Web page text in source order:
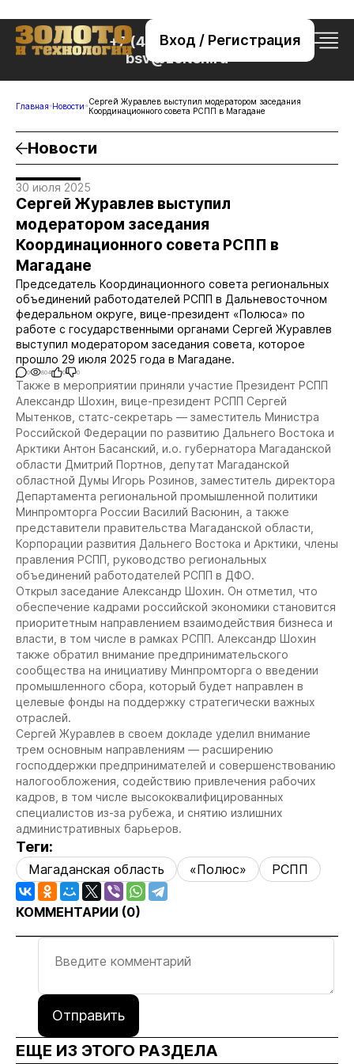
Вход / Регистрация
+7 (495) 221-76-32
bsv@zolteh.ru
Главная Новости Сергей Журавлев выступил модератором заседания
Координационного совета РСПП в Магадане
Новости
30 июля 2025
Сергей Журавлев выступил
модератором заседания
Координационного совета РСПП в
Магадане
Председатель Координационного совета региональных
объединений работодателей РСПП в Дальневосточном
федеральном округе, вице-президент «Полюса» по
работе с государственными органами Сергей Журавлев
выступил модератором заседания совета, которое
прошло 29 июля 2025 года в Магадане.
0 804 0 0
Также в мероприятии приняли участие Президент РСПП
Александр Шохин, вице-президент РСПП Сергей
Мытенков, статс-секретарь — заместитель Министра
Российской Федерации по развитию Дальнего Востока и
Арктики Антон Басанский, и.о. губернатора Магаданской
области Дмитрий Портнов, депутат Магаданской
областной Думы Игорь Розинов, заместитель директора
Департамента региональной промышленной политики
Минпромторга России Василий Васюнин, а также
представители правительства Магаданской области,
Корпорации развития Дальнего Востока и Арктики, члены
правления РСПП, руководство региональных
объединений работодателей РСПП в ДФО.
Открыл заседание Александр Шохин. Он отметил, что
обеспечение кадрами российской экономики становится
приоритетным направлением взаимодействия бизнеса и
власти, в том числе в рамках РСПП. Александр Шохин
также обратил внимание предпринимательского
сообщества на инициативу Минпромторга о введении
промышленного сбора, который будет направлен в
целевые фонды на поддержку стратегически важных
отраслей.
Сергей Журавлев в своем докладе уделил внимание
трем основным направлениям — расширению
господдержки предпринимателей и совершенствованию
налогообложения, содействию привлечения рабочих
кадров, в том числе высококвалифицированных
специалистов из-за рубежа, и снятию излишних
административных барьеров.
Теги:
Магаданская область «Полюс» РСПП
КОММЕНТАРИИ (0)
Отправить
ЕЩЕ ИЗ ЭТОГО РАЗДЕЛА